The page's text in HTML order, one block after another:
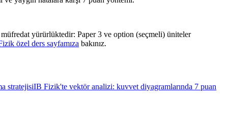
yürürlüktedir: Paper 3 ve option (seçmeli) üniteler
özel ders sayfamıza bakınız.
stratejisiIB Fizik'te vektör analizi: kuvvet diyagramlarında 7 puan